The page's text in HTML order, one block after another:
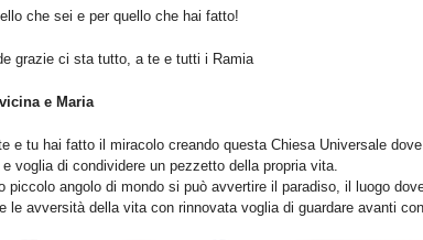
che sei e per quello che hai fatto!
grazie ci sta tutto, a te e tutti i Ramia
e Maria
e tu hai fatto il miracolo creando questa Chiesa Universale
voglia di condividere un pezzetto della propria vita.
piccolo angolo di mondo si può avvertire il paradiso, il luogo
le avversità della vita con rinnovata voglia di guardare avanti